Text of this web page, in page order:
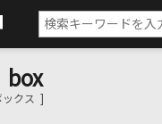
box
ックス ]